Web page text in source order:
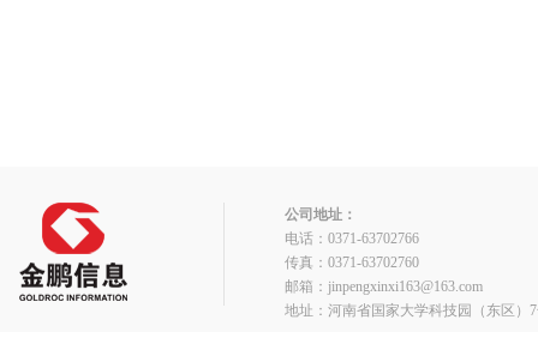
公司地址：
电话：0371-63702766
传真：0371-63702760
邮箱：jinpengxinxi163@163.com
地址：河南省国家大学科技园（东区）